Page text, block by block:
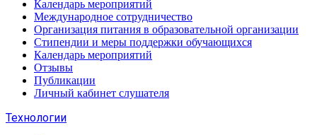
Календарь мероприятий
Международное сотрудничество
Организация питания в образовательной организации
Стипендии и меры поддержки обучающихся
Календарь мероприятий
Отзывы
Публикации
Личный кабинет слушателя
Технологии